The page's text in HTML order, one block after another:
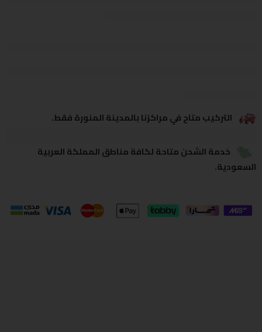
التركيب متاح في مراكزنا بالمدينة المنورة فقط.
خدمة الشحن متاحة لكافة مناطق المملكة العربية
السعودية.